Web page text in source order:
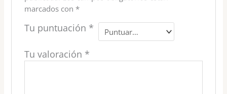
marcados con *
Tu puntuación *
Tu valoración *